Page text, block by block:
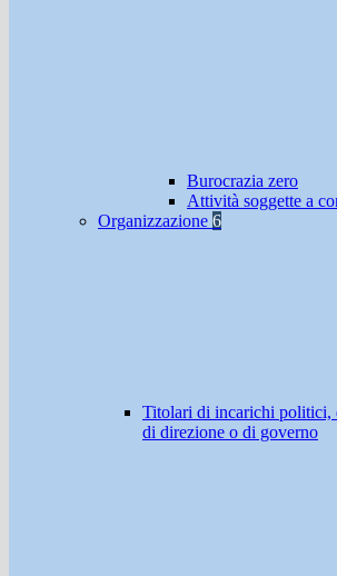
Burocrazia zero
Attività soggette a
Organizzazione 6
Titolari di incarichi politici,
di direzione o di governo